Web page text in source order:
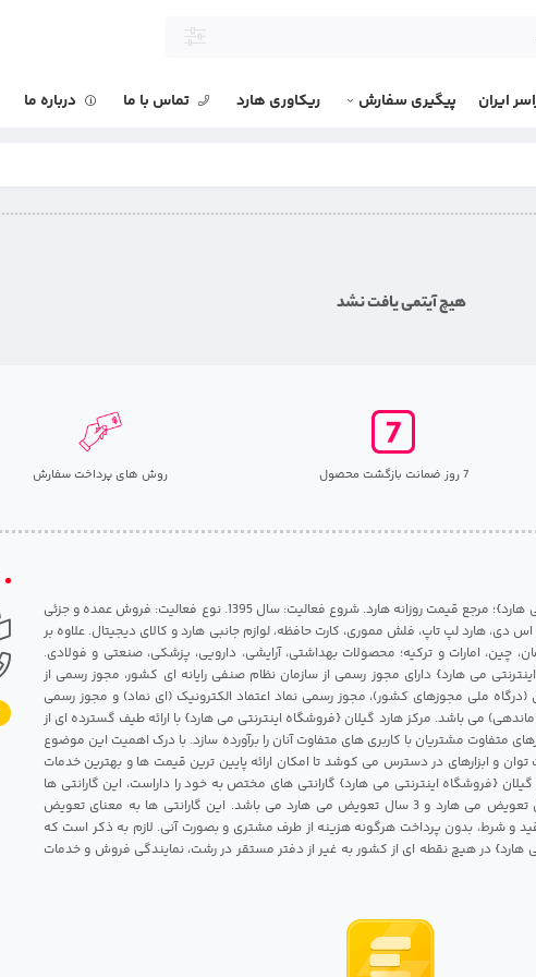
ایران پیگیری سفارش ریکاوری هارد تماس با ما درباره ما
هیچ آیتمی یافت نشد
7 روز ضمانت بازگشت محصول روش های پرداخت سفارش
مرکز هارد گیلان {فروشگاه اینترنتی می هارد}؛ مرجع قیمت روزانه هارد. شروع فعالیت: سال 1395. نوع فعالیت: فروش عمده و جزئی
اس دی، هارد لپ تاپ، فلش مموری، کارت حافظه، لوازم جانبی هارد و کالای دیجیتال. علاوه بر
چین، امارات و ترکیه؛ محصولات بهداشتی، آرایشی، دارویی، پزشکی، صنعتی و فولادی.
می هارد} دارای مجوز رسمی از سازمان نظام صنفی رایانه ای کشور، مجوز رسمی از
ملی مجوزهای کشور)، مجوز رسمی نماد اعتماد الکترونیک (ای نماد) و مجوز رسمی
می باشد. مرکز هارد گیلان {فروشگاه اینترنتی می هارد} با ارائه طیف گسترده ای از
متفاوت مشتریان با کاربری های متفاوت آنان را برآورده سازد. با درک اهمیت این موضوع
توان و ابزارهای در دسترس می کوشد تا امکان ارائه پایین ترین قیمت ها و بهترین خدمات
{فروشگاه اینترنتی می هارد} گارانتی های مختص به خود را داراست، این گارانتی ها
شامل 1 سال تعویض می هارد، 2 سال تعویض می هارد و 3 سال تعویض می هارد می باشد. این گارانتی ها به معنای تعویض
و شرط، بدون پرداخت هرگونه هزینه از طرف مشتری و بصورت آنی. لازم به ذکر است که
هارد} در هیچ نقطه ای از کشور به غیر از دفتر مستقر در رشت، نمایندگی فروش و خدمات